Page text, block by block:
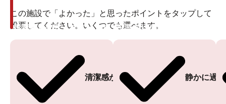
この施設で「よかった」と思ったポイントをタップして
投票してください。いくつでも選べます。
清潔感がある
投票ありがとうございます
静かに過
投票ありがとうございます